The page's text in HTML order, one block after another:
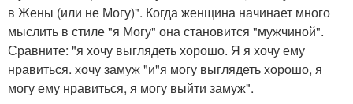
в Жены (или не Могу)". Когда женщина начинает много
мыслить в стиле "я Могу" она становится "мужчиной".
Сравните: "я хочу выглядеть хорошо. Я я хочу ему
нравиться. хочу замуж "и"я могу выглядеть хорошо, я
могу ему нравиться, я могу выйти замуж".